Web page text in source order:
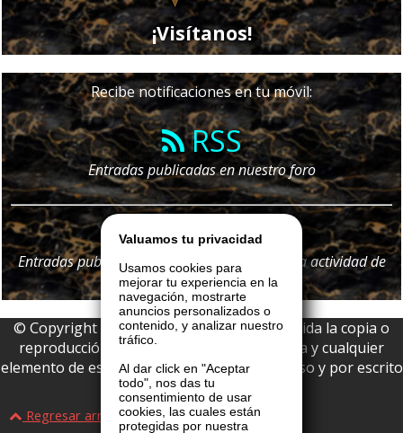
¡Visítanos!
Recibe notificaciones en tu móvil:
RSS
Entradas publicadas en nuestro foro
Telegram
Entradas publicadas en nuestro foro y
la actividad de
nuestro portal
© Copyright 2026 La Boutique VIP • Prohibida la copia o
reproducción parcial o total de esta página y cualquier
elemento de este website sin permiso expreso y por escrito
de La Boutique VIP.
Regresar arriba
Valuamos tu privacidad
Usamos cookies para
mejorar tu experiencia en la
navegación, mostrarte
anuncios personalizados o
contenido, y analizar nuestro
tráfico.
Al dar click en "Aceptar
todo", nos das tu
consentimiento de usar
cookies, las cuales están
protegidas por nuestra